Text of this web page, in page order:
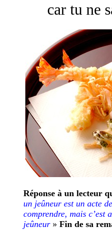
car tu ne
Réponse à un lecteur
un jeûneur est un acte
comprendre, mais c’est
jeûneur » Fin de sa